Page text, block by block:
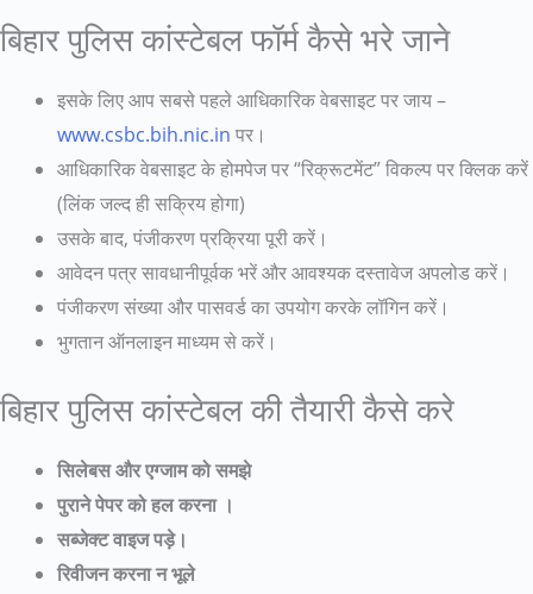
बिहार पुलिस कांस्टेबल फॉर्म कैसे भरे जाने
इसके लिए आप सबसे पहले आधिकारिक वेबसाइट पर जाय –
www.csbc.bih.nic.in पर।
आधिकारिक वेबसाइट के होमपेज पर “रिक्रूटमेंट” विकल्प पर क्लिक करें
(लिंक जल्द ही सक्रिय होगा)
उसके बाद, पंजीकरण प्रक्रिया पूरी करें।
आवेदन पत्र सावधानीपूर्वक भरें और आवश्यक दस्तावेज अपलोड करें।
पंजीकरण संख्या और पासवर्ड का उपयोग करके लॉगिन करें।
भुगतान ऑनलाइन माध्यम से करें।
बिहार पुलिस कांस्टेबल की तैयारी कैसे करे
सिलेबस और एग्जाम को समझे
पुराने पेपर को हल करना ।
सब्जेक्ट वाइज पड़े।
रिवीजन करना न भूले